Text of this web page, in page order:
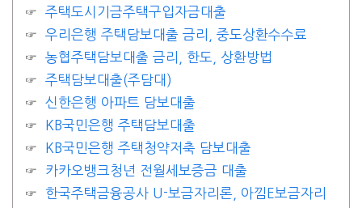
주택도시기금주택구입자금대출
우리은행 주택담보대출 금리, 중도상환수수료
농협주택담보대출 금리, 한도, 상환방법
주택담보대출(주담대)
신한은행 아파트 담보대출
KB국민은행 주택담보대출
KB국민은행 주택청약저축 담보대출
카카오뱅크청년 전월세보증금 대출
한국주택금융공사 U-보금자리론, 아낌E보금자리